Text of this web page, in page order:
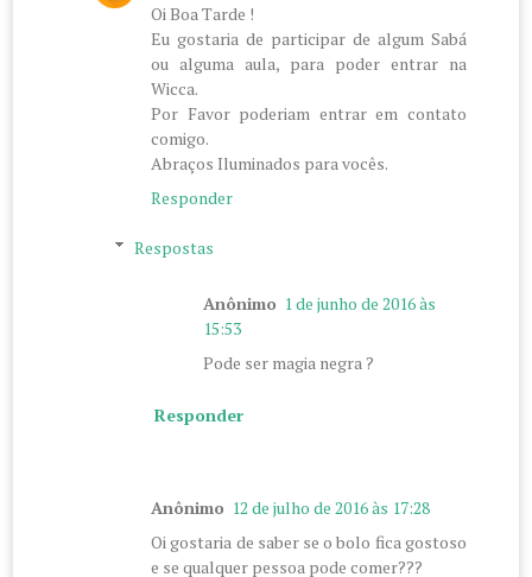
Oi Boa Tarde !
Eu gostaria de participar de algum Sabá
ou alguma aula, para poder entrar na
Wicca.
Por Favor poderiam entrar em contato
comigo.
Abraços Iluminados para vocês.
Responder
Respostas
Anônimo 1 de junho de 2016 às
15:53
Pode ser magia negra ?
Responder
Anônimo 12 de julho de 2016 às 17:28
Oi gostaria de saber se o bolo fica gostoso
e se qualquer pessoa pode comer???